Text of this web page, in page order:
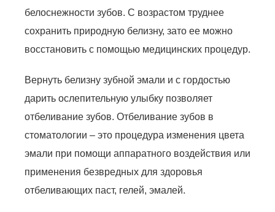
белоснежности зубов. С возрастом труднее
сохранить природную белизну, зато ее можно
восстановить с помощью медицинских процедур.
Вернуть белизну зубной эмали и с гордостью
дарить ослепительную улыбку позволяет
отбеливание зубов. Отбеливание зубов в
стоматологии – это процедура изменения цвета
эмали при помощи аппаратного воздействия или
применения безвредных для здоровья
отбеливающих паст, гелей, эмалей.